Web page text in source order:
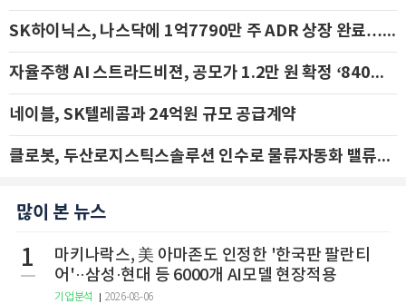
SK하이닉스, 나스닥에 1억7790만 주 ADR 상장 완료…29일 국내 추가 상장
자율주행 AI 스트라드비젼, 공모가 1.2만 원 확정 ‘840억 수혈’
네이블, SK텔레콤과 24억원 규모 공급계약
클로봇, 두산로지스틱스솔루션 인수로 물류자동화 밸류체인 확장 추진 - IBK투자증권
많이 본 뉴스
1
마키나락스, 美 아마존도 인정한 '한국판 팔란티
어'··삼성·현대 등 6000개 AI모델 현장적용
기업분석 2026-08-06